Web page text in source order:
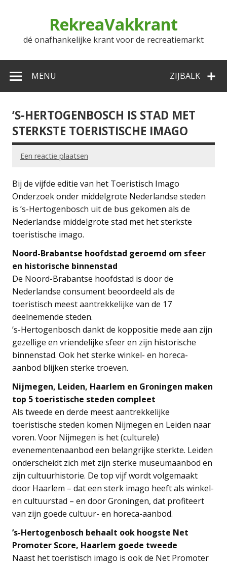
RekreaVakkrant
dé onafhankelijke krant voor de recreatiemarkt
ZIJBALK
MENU
’S-HERTOGENBOSCH IS STAD MET
STERKSTE TOERISTISCHE IMAGO
Een reactie plaatsen
Bij de vijfde editie van het Toeristisch Imago
Onderzoek onder middelgrote Nederlandse steden
is ’s-Hertogenbosch uit de bus gekomen als de
Nederlandse middelgrote stad met het sterkste
toeristische imago.
Noord-Brabantse hoofdstad geroemd om sfeer
en historische binnenstad
De Noord-Brabantse hoofdstad is door de
Nederlandse consument beoordeeld als de
toeristisch meest aantrekkelijke van de 17
deelnemende steden.
’s-Hertogenbosch dankt de koppositie mede aan zijn
gezellige en vriendelijke sfeer en zijn historische
binnenstad. Ook het sterke winkel- en horeca-
aanbod blijken sterke troeven.
Nijmegen, Leiden, Haarlem en Groningen maken
top 5 toeristische steden compleet
Als tweede en derde meest aantrekkelijke
toeristische steden komen Nijmegen en Leiden naar
voren. Voor Nijmegen is het (culturele)
evenementenaanbod een belangrijke sterkte. Leiden
onderscheidt zich met zijn sterke museumaanbod en
zijn cultuurhistorie. De top vijf wordt volgemaakt
door Haarlem – dat een sterk imago heeft als winkel-
en cultuurstad – en door Groningen, dat profiteert
van zijn goede cultuur- en horeca-aanbod.
’s-Hertogenbosch behaalt ook hoogste Net
Promoter Score, Haarlem goede tweede
Naast het toeristisch imago is ook de Net Promoter